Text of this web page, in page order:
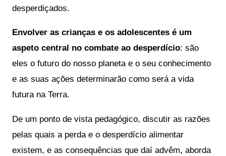
desperdiçados.
Envolver as crianças e os adolescentes é um
aspeto central no combate ao desperdício: são
eles o futuro do nosso planeta e o seu conhecimento
e as suas ações determinarão como será a vida
futura na Terra.
De um ponto de vista pedagógico, discutir as razões
pelas quais a perda e o desperdício alimentar
existem, e as consequências que daí advêm, aborda